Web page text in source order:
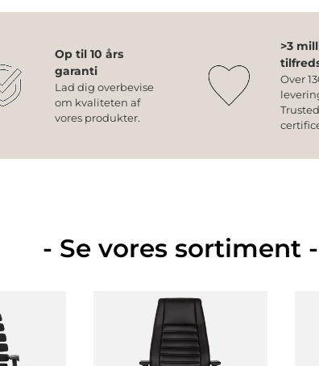
Op til 10 års
garanti
Lad dig overbevise
om kvaliteten af
vores produkter.
>3
Over
- Se vores sortiment -